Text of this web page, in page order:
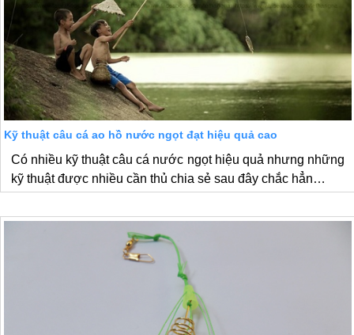
Kỹ thuật câu cá ao hồ nước ngọt đạt hiệu quả cao
Có nhiều kỹ thuật câu cá nước ngọt hiệu quả nhưng những
kỹ thuật được nhiều cần thủ chia sẻ sau đây chắc hẳn…